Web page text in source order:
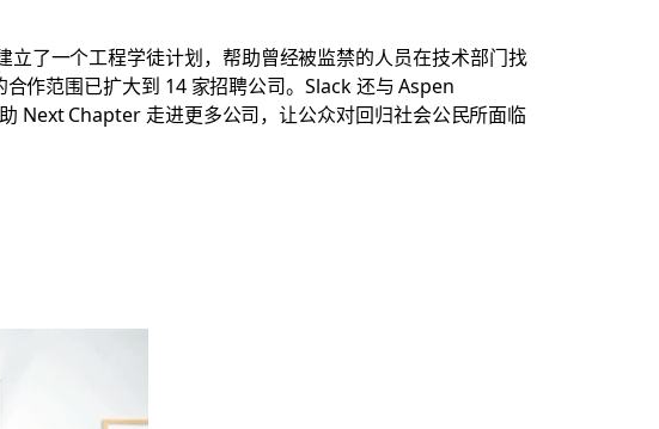
了一个工程学徒计划，帮助曾经被监禁的人员在技术部门找
作范围已扩大到 14 家招聘公司。Slack 还与 Aspen
Next Chapter 走进更多公司，让公众对回归社会公民所面临